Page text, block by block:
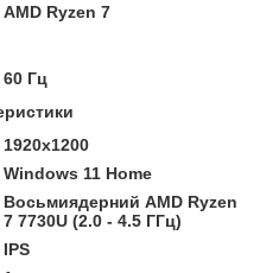
AMD Ryzen 7
60 Гц
1920x1200
Windows 11 Home
Восьмиядерний AMD Ryzen
7 7730U (2.0 - 4.5 ГГц)
IPS